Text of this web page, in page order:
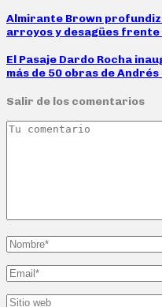
Almirante Brown
arroyos y desagües frente
El Pasaje Dardo Rocha
más de 50 obras de
Salir de los comentarios